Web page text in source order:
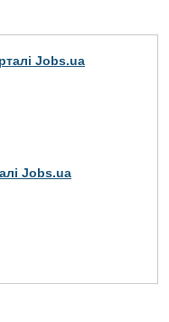
Jobs.ua
Jobs.ua